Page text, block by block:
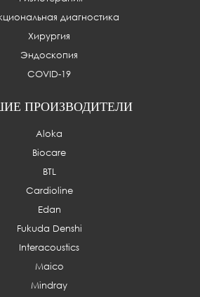
диагностика
Хирургия
Эндоскопия
COVID-19
ПРОИЗВОДИТЕЛИ
Aloka
Biocare
BTL
Cardioline
Edan
Fukuda Denshi
Interacoustics
Maico
Mindray